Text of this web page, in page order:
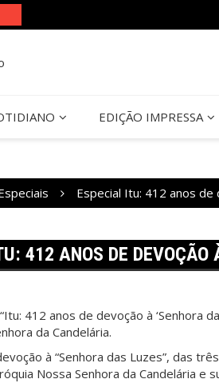
EDIÇÃO IMPRESSA
Especial Itu: 412 anos de
412 ANOS DE DEVOÇÃO
412 anos de devoção à
da Candelária.
à “Senhora das Luzes”, das
Nossa Senhora da Candelária e